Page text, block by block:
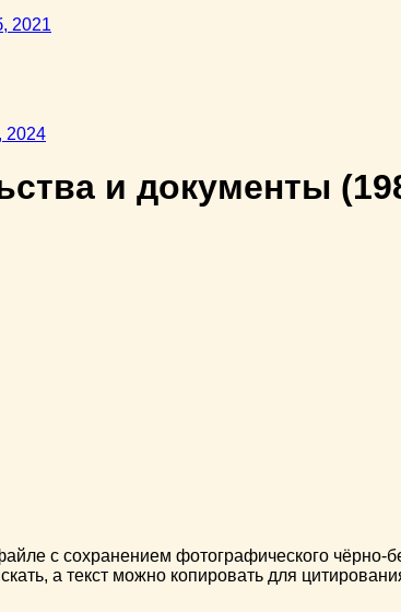
и документы
с сохранением фотографического чёрно-
а текст можно копировать для